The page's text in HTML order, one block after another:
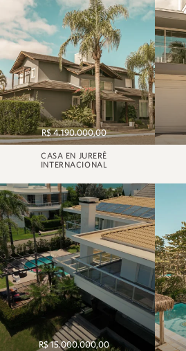
R$ 4.190.000,00
CASA EN JURERÊ
INTERNACIONAL
R$ 15.000.000,00